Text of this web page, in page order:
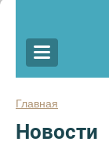
Главная
Новости